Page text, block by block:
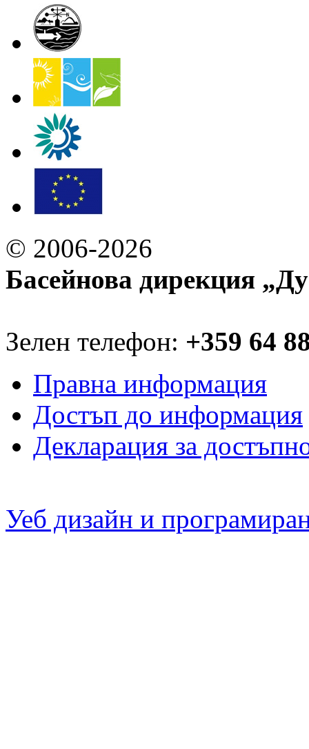
© 2006-2026
Басейнова дирекция
Зелен телефон: +359 64
Правна информация
Достъп до информация
Декларация за
Уеб дизайн и